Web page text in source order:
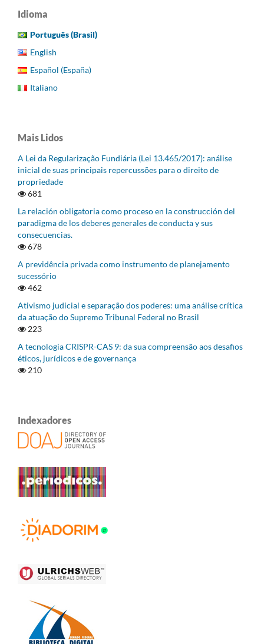
Idioma
Português (Brasil)
English
Español (España)
Italiano
Mais Lidos
A Lei da Regularização Fundiária (Lei 13.465/2017): análise
inicial de suas principais repercussões para o direito de
propriedade
681
La relación obligatoria como proceso en la construcción del
paradigma de los deberes generales de conducta y sus
consecuencias.
678
A previdência privada como instrumento de planejamento
sucessório
462
Ativismo judicial e separação dos poderes: uma análise crítica
da atuação do Supremo Tribunal Federal no Brasil
223
A tecnologia CRISPR-CAS 9: da sua compreensão aos desafios
éticos, jurídicos e de governança
210
Indexadores